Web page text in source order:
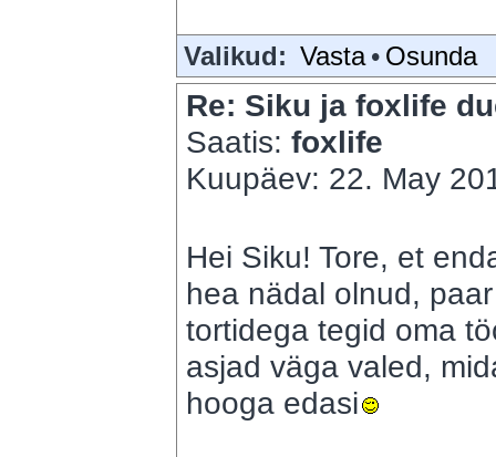
Valikud: Vasta • Osunda
Re: Siku ja foxlife
Saatis: foxlife
Kuupäev: 22. May
Hei Siku! Tore, et
hea nädal olnud,
tortidega tegid oma
asjad väga valed,
hooga edasi